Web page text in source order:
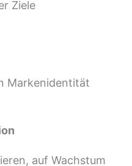
Ziele
Markenidentität
auf Wachstum